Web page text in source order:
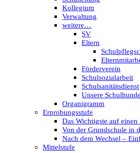
Kollegium
Verwaltung
weitere…
SV
Eltern
Förderverein
Schulsozialarbeit
Schulsanitätsdienst
Unsere Schulhunde
Organigramm
Erprobungsstufe
Das Wichtigste auf
Von der Grundschule in
Nach dem Wechsel –
Mittelstufe